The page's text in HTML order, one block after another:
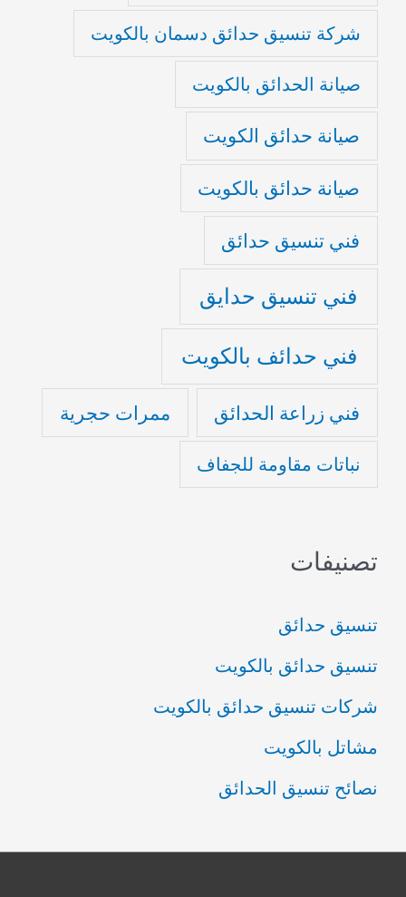
شركة تنسيق حدائق دسمان بالكويت
صيانة الحدائق بالكويت
صيانة حدائق الكويت
صيانة حدائق بالكويت
فني تنسيق حدائق
فني تنسيق حدايق
فني حدائف بالكويت
فني زراعة الحدائق ممرات حجرية
نباتات مقاومة للجفاف
تصنيفات
تنسيق حدائق
تنسيق حدائق بالكويت
شركات تنسيق حدائق بالكويت
مشاتل بالكويت
نصائح تنسيق الحدائق